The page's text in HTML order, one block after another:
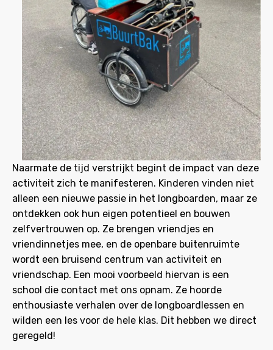
Naarmate de tijd verstrijkt begint de impact van deze
activiteit zich te manifesteren. Kinderen vinden niet
alleen een nieuwe passie in het longboarden, maar ze
ontdekken ook hun eigen potentieel en bouwen
zelfvertrouwen op. Ze brengen vriendjes en
vriendinnetjes mee, en de openbare buitenruimte
wordt een bruisend centrum van activiteit en
vriendschap. Een mooi voorbeeld hiervan is een
school die contact met ons opnam. Ze hoorde
enthousiaste verhalen over de longboardlessen en
wilden een les voor de hele klas. Dit hebben we direct
geregeld!